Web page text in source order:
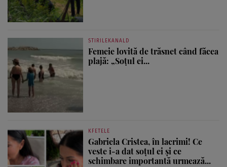
STIRILEKANALD
Femeie lovită de trăsnet când făcea
plajă: „Soțul ei...
KFETELE
Gabriela Cristea, în lacrimi! Ce
veste i-a dat soțul ei și ce
schimbare importantă urmează...